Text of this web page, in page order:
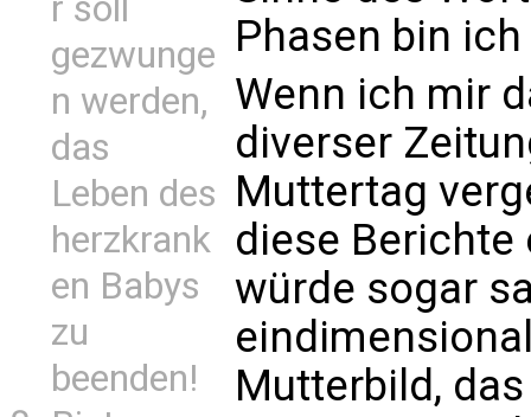
r soll
gezwunge
n werden,
das
Leben des
herzkrank
en Babys
zu
beenden!
Phasen bin
Wenn ich mir
diverser
Muttertag
diese Berichte
würde sogar
Mutterbild,